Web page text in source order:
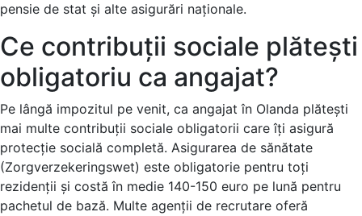
pensie de stat și alte asigurări naționale.
Ce contribuții sociale plătești
obligatoriu ca angajat?
Pe lângă impozitul pe venit, ca angajat în Olanda plătești
mai multe contribuții sociale obligatorii care îți asigură
protecție socială completă. Asigurarea de sănătate
(Zorgverzekeringswet) este obligatorie pentru toți
rezidenții și costă în medie 140-150 euro pe lună pentru
pachetul de bază. Multe agenții de recrutare oferă